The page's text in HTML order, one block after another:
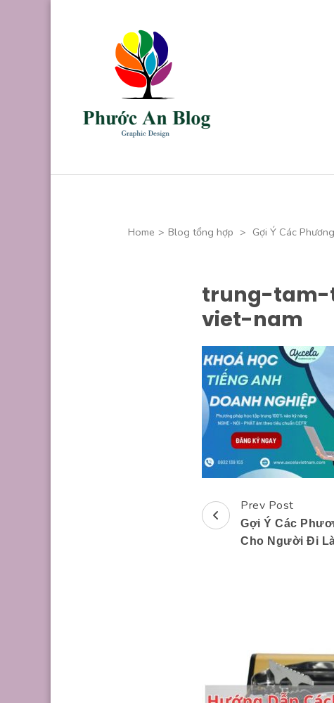
Home > Blog tổng hợp > Gợi Ý Các
trung-tam-
viet-nam
Post
Navigation
Prev Post
Gợi Ý Các
Cho Người Đi